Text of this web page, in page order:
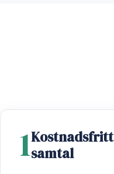
1Kostnadsfritt
samtal